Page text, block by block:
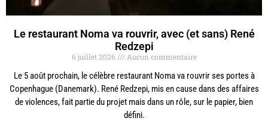
Le restaurant Noma va rouvrir, avec (et sans) René
Redzepi
6 juillet 2026 Aucun commentaire
Le 5 août prochain, le célèbre restaurant Noma va rouvrir ses portes à
Copenhague (Danemark). René Redzepi, mis en cause dans des affaires
de violences, fait partie du projet mais dans un rôle, sur le papier, bien
défini.